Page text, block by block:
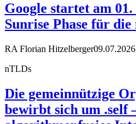
Google startet am
Sunrise Phase für
RA Florian Hitzelberger09.07.2026
nTLDs
Die gemeinnützige
bewirbt sich um .self